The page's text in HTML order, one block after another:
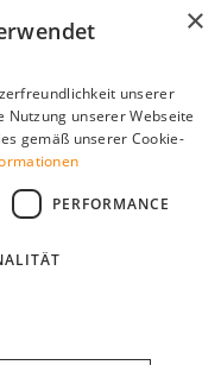
ein Unternehmensprofil
×
unserer
Nutzung unserer Webseite
gemäß unserer Cookie-
PERFORMANCE